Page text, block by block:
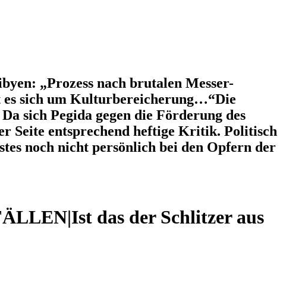
„Prozess nach brutalen Messer-
sich um Kulturbereicherung…“Die
sich Pegida gegen die Förderung des
Seite entsprechend heftige Kritik. Politisch
noch nicht persönlich bei den Opfern der
|Ist das der Schlitzer aus